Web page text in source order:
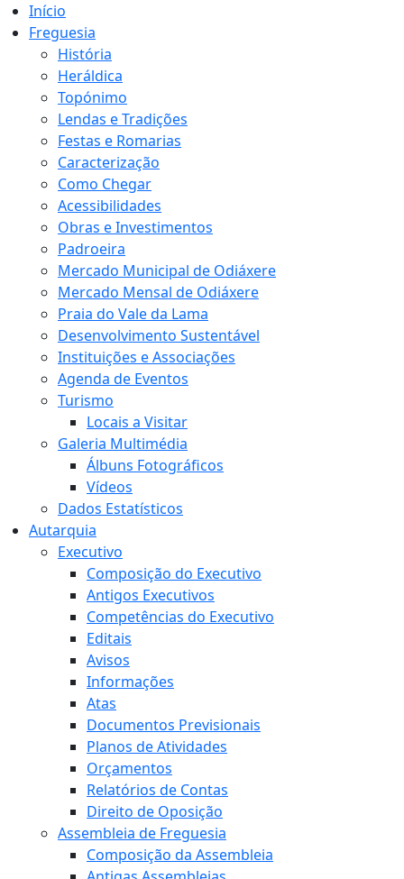
Início
Freguesia
História
Heráldica
Topónimo
Lendas e Tradições
Festas e Romarias
Caracterização
Como Chegar
Acessibilidades
Obras e Investimentos
Padroeira
Mercado Municipal de Odiáxere
Mercado Mensal de Odiáxere
Praia do Vale da Lama
Desenvolvimento Sustentável
Instituições e Associações
Agenda de Eventos
Turismo
Locais a Visitar
Galeria Multimédia
Álbuns Fotográficos
Vídeos
Dados Estatísticos
Autarquia
Executivo
Composição do Executivo
Antigos Executivos
Competências do Executivo
Editais
Avisos
Informações
Atas
Documentos Previsionais
Planos de Atividades
Orçamentos
Relatórios de Contas
Direito de Oposição
Assembleia de Freguesia
Composição da Assembleia